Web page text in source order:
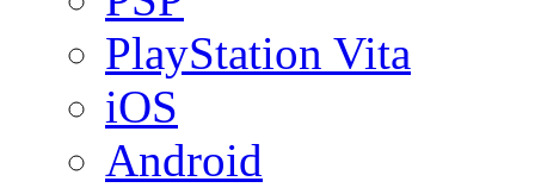
PlayStation Vita
iOS
Android